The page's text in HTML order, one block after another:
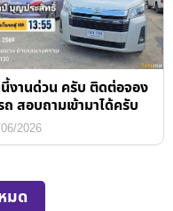
งานด่วน ครับ ติดต่อจอง
ถ สอบถามเข้ามาได้ครับ
2026
มด